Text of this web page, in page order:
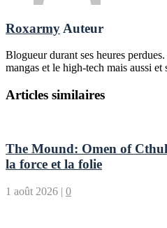
Roxarmy Auteur
Blogueur durant ses heures
mangas et le high-tech mais aussi et
Articles similaires
The Mound: Omen of
la force et la folie
1 août 2026 | 0